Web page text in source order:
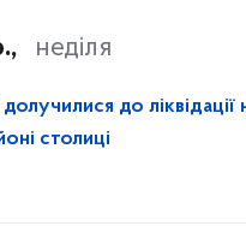
неділя
до ліквідації
столиці